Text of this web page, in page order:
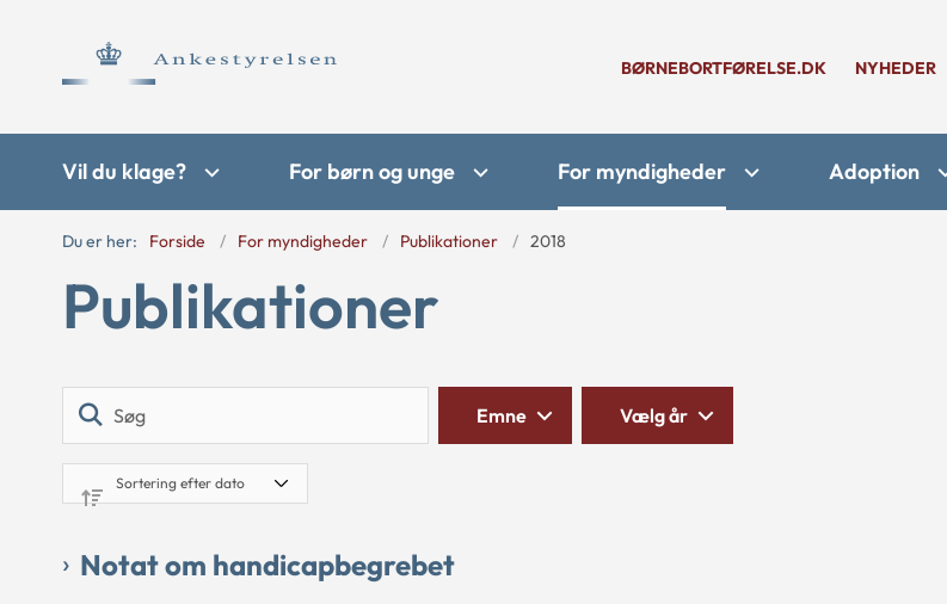
BØRNEBORTFØRELSE.DK NYHEDER
Vil du klage? For børn og unge For myndigheder Adoption
Du er her: Forside For myndigheder Publikationer 2018
Publikationer
Emne Vælg år
Notat om handicapbegrebet